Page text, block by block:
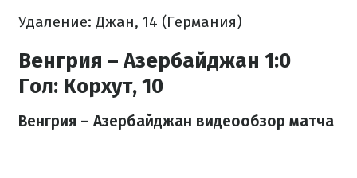
Удаление: Джан, 14 (Германия)
Венгрия – Азербайджан 1:0
Гол: Корхут, 10
Венгрия – Азербайджан видеообзор матча